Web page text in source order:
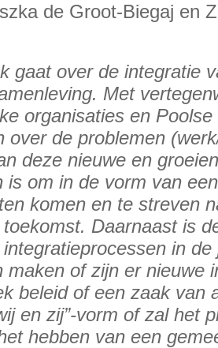
de Groot-Biegaj en
gaat over de integratie
Met
organisaties en
over de problemen
deze nieuwe en
is om in de vorm van
komen en te streven
Daarnaast is
in
maken of zijn er nieuwe
beleid of een zaak van
en zij”-vorm of zal het
hebben van een